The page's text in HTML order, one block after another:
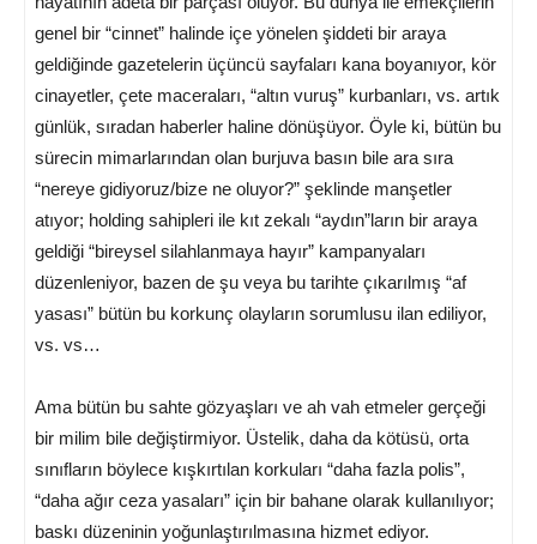
genel bir “cinnet” halinde içe yönelen şiddeti bir araya
geldiğinde gazetelerin üçüncü sayfaları kana boyanıyor, kör
cinayetler, çete maceraları, “altın vuruş” kurbanları, vs. artık
günlük, sıradan haberler haline dönüşüyor. Öyle ki, bütün bu
sürecin mimarlarından olan burjuva basın bile ara sıra
“nereye gidiyoruz/bize ne oluyor?” şeklinde manşetler
atıyor; holding sahipleri ile kıt zekalı “aydın”ların bir araya
geldiği “bireysel silahlanmaya hayır” kampanyaları
düzenleniyor, bazen de şu veya bu tarihte çıkarılmış “af
yasası” bütün bu korkunç olayların sorumlusu ilan ediliyor,
vs. vs…
Ama bütün bu sahte gözyaşları ve ah vah etmeler gerçeği
bir milim bile değiştirmiyor. Üstelik, daha da kötüsü, orta
sınıfların böylece kışkırtılan korkuları “daha fazla polis”,
“daha ağır ceza yasaları” için bir bahane olarak kullanılıyor;
baskı düzeninin yoğunlaştırılmasına hizmet ediyor.